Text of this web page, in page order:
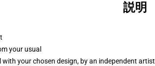
説明
your usual
your chosen design, by an independent artist